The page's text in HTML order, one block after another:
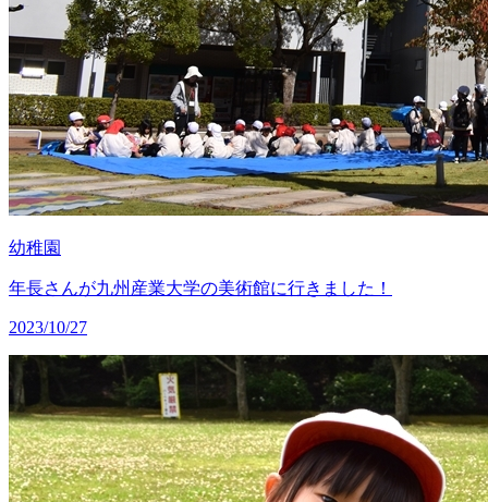
幼稚園
年長さんが九州産業大学の美術館に行きました！
2023/10/27